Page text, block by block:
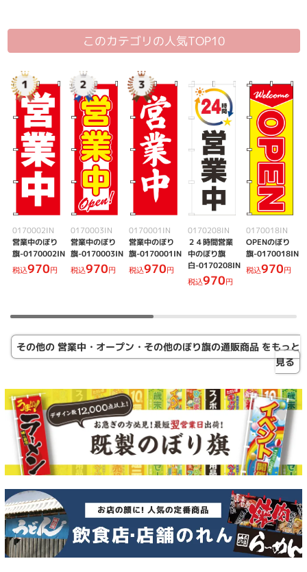
このカテゴリの人気TOP10
0170002IN
営業中のぼり
旗-0170002IN
税込970円
0170003IN
営業中のぼり
旗-0170003IN
税込970円
0170001IN
営業中のぼり
旗-0170001IN
税込970円
0170208IN
２４時間営業
中のぼり旗
白-0170208IN
税込970円
0170018IN
OPENのぼり
旗-0170018IN
税込970円
その他の 営業中・オープン・その他のぼり旗の通販商品 をもっと
見る